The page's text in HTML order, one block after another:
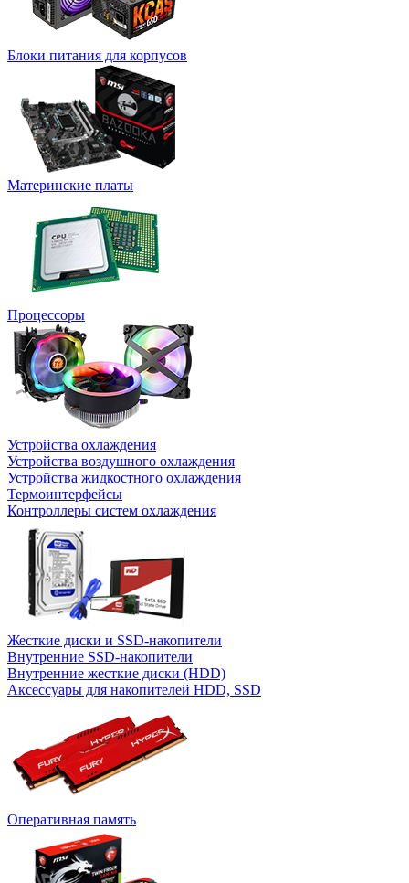
Блоки питания для корпусов
Материнские платы
Процессоры
Устройства охлаждения
Устройства воздушного охлаждения
Устройства жидкостного охлаждения
Термоинтерфейсы
Контроллеры систем охлаждения
Жесткие диски и SSD-накопители
Внутренние SSD-накопители
Внутренние жесткие диски (HDD)
Аксессуары для накопителей HDD, SSD
Оперативная память